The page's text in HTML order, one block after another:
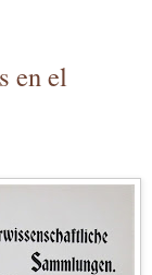
en el